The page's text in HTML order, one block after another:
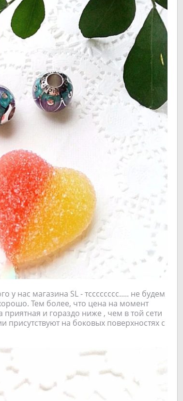
нас магазина SL - тсссссссс..... не будем
Тем более, что цена на момент
и гораздо ниже , чем в той сети
на боковых поверхностях с